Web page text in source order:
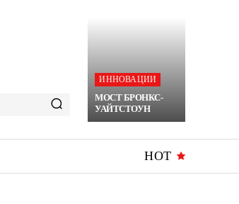
ИННОВАЦИИ
МОСТ БРОНКС-
УАЙТСТОУН
HOT